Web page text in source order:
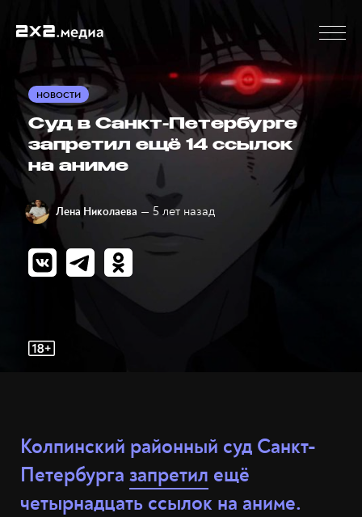
НОВОСТИ
Суд в Санкт-Петербурге
запретил ещё 14 ссылок
на аниме
Лена Николаева — 5 лет назад
Колпинский районный суд Санкт-
Петербурга запретил ещё
четырнадцать ссылок на аниме.